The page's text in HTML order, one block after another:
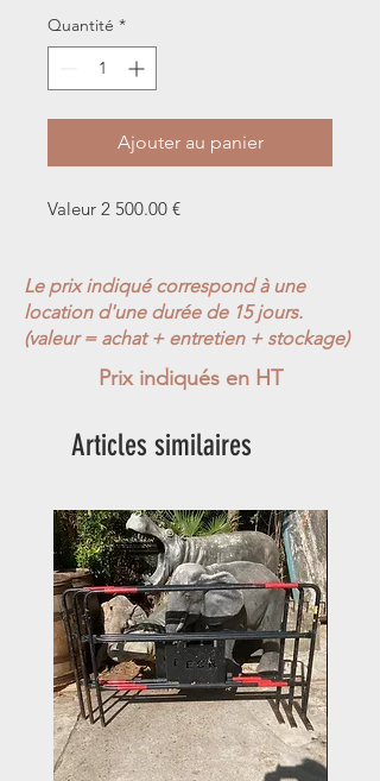
Quantité *
Ajouter au panier
Valeur 2 500.00 €
Le prix indiqué correspond à une
location d'une durée de 15 jours.
(valeur = achat + entretien + stockage)
Prix indiqués en HT
Articles similaires